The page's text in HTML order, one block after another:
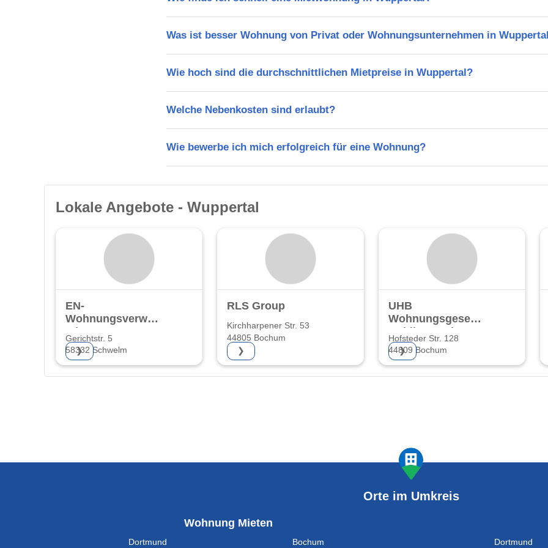
Was ist besser Wohnung von Privat oder Wohnungsunternehmen in
Wie hoch sind die durchschnittlichen Mietpreise in Wuppertal?
Welche Nebenkosten sind erlaubt?
Wie bewerbe ich mich erfolgreich für eine Wohnung?
Lokale Angebote - Wuppertal
EN-
Wohnungsverwaltungsgesellschaft
mbH
Gerichtstr. 5
58332 Schwelm
❯
RLS Group
Kirchharpener Str. 53
44805 Bochum
❯
UHB
Wohnungsgesellschaft
Holding GmbH
Hofsteder Str. 128
44809 Bochum
❯
Orte im Umkreis
Wohnung Mieten
Dortmund Bochum Dortmund